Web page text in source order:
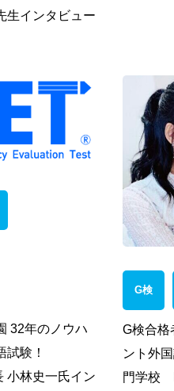
インタビュー
32年のノウハ
試験！
小林史一氏イン
G検
G検合
ント外
門学校